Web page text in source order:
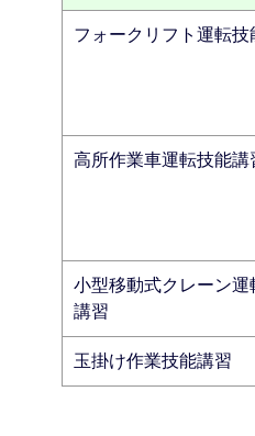
フォークリフト運転技
高所作業車運転技能講
小型移動式クレーン運
講習
玉掛け作業技能講習